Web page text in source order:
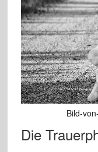
Bild-
Die